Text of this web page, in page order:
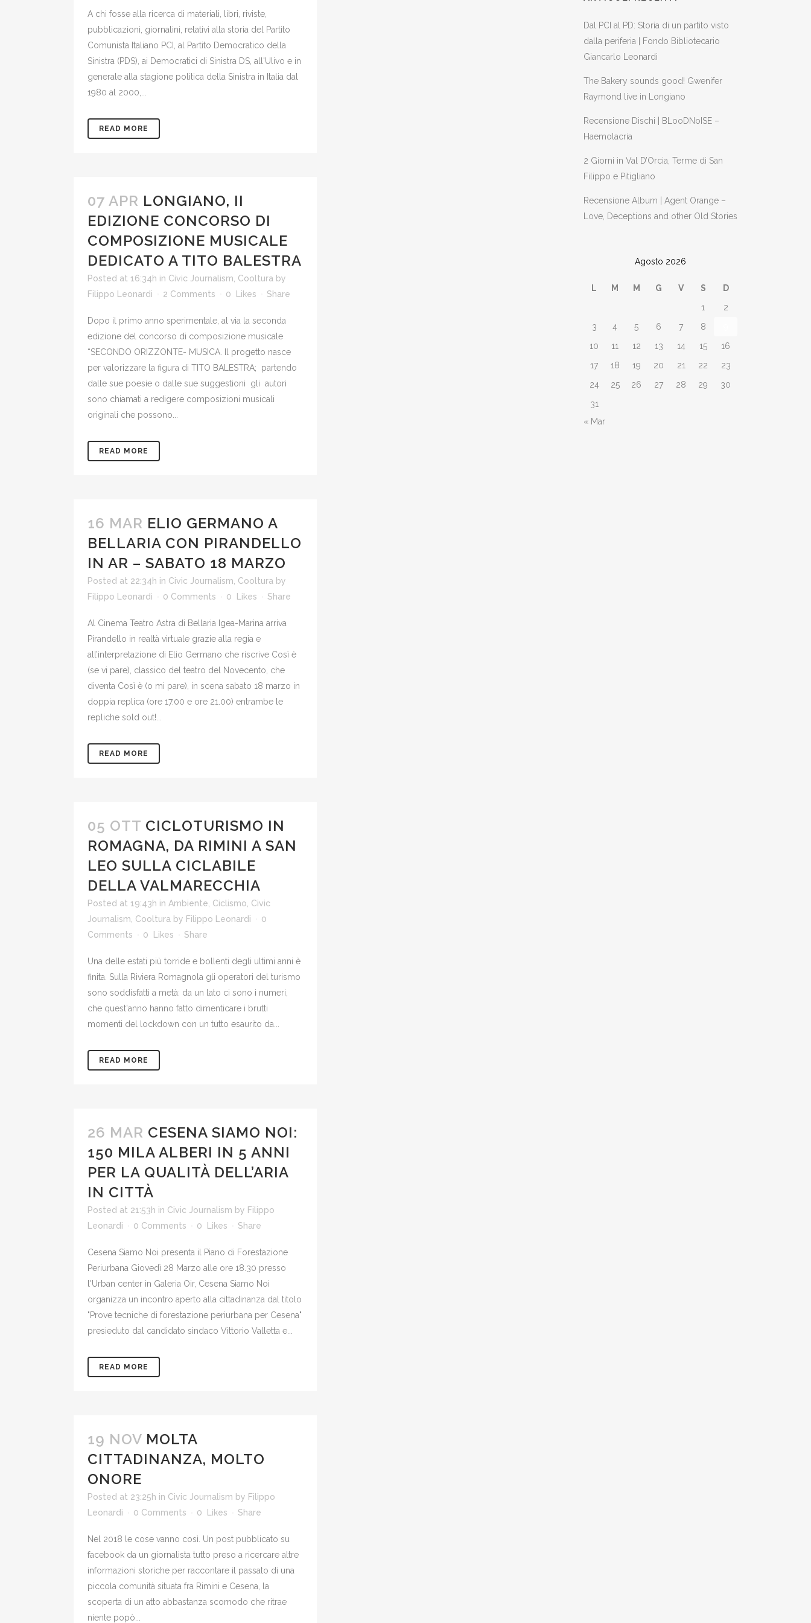
A chi fosse alla ricerca di materiali, libri, riviste,
pubblicazioni, giornalini, relativi alla storia del Partito
Comunista Italiano PCI, al Partito Democratico della
Sinistra (PDS), ai Democratici di Sinistra DS, all'Ulivo e in
generale alla stagione politica della Sinistra in Italia dal
1980 al 2000,...
READ MORE
07 APR LONGIANO, II
EDIZIONE CONCORSO DI
COMPOSIZIONE MUSICALE
DEDICATO A TITO BALESTRA
Posted at 16:34h in Civic Journalism Cooltura by
Filippo Leonardi
2 Comments 0 Likes Share
Dopo il primo anno sperimentale, al via la seconda
edizione del concorso di composizione musicale
“SECONDO ORIZZONTE- MUSICA. Il progetto nasce
per valorizzare la figura di TITO BALESTRA; partendo
dalle sue poesie o dalle sue suggestioni gli autori
sono chiamati a redigere composizioni musicali
originali che possono...
READ MORE
16 MAR ELIO GERMANO A
BELLARIA CON PIRANDELLO
IN AR – SABATO 18 MARZO
Posted at 22:34h in Civic Journalism Cooltura by
Filippo Leonardi
0 Comments 0 Likes Share
Al Cinema Teatro Astra di Bellaria Igea-Marina arriva
Pirandello in realtà virtuale grazie alla regia e
all’interpretazione di Elio Germano che riscrive Così è
(se vi pare), classico del teatro del Novecento, che
diventa Così è (o mi pare), in scena sabato 18 marzo in
doppia replica (ore 17.00 e ore 21.00) entrambe le
repliche sold out!...
READ MORE
05 OTT CICLOTURISMO IN
ROMAGNA, DA RIMINI A SAN
LEO SULLA CICLABILE
DELLA VALMARECCHIA
Posted at 19:43h in Ambiente Ciclismo Civic
Journalism Cooltura by Filippo Leonardi
0
Comments
0 Likes Share
Una delle estati più torride e bollenti degli ultimi anni è
finita. Sulla Riviera Romagnola gli operatori del turismo
sono soddisfatti a metà: da un lato ci sono i numeri,
che quest'anno hanno fatto dimenticare i brutti
momenti del lockdown con un tutto esaurito da...
READ MORE
26 MAR CESENA SIAMO NOI:
150 MILA ALBERI IN 5 ANNI
PER LA QUALITÀ DELL’ARIA
IN CITTÀ
Posted at 21:53h in Civic Journalism by Filippo
Leonardi
0 Comments 0 Likes Share
Cesena Siamo Noi presenta il Piano di Forestazione
Periurbana Giovedì 28 Marzo alle ore 18.30 presso
l'Urban center in Galeria Oir, Cesena Siamo Noi
organizza un incontro aperto alla cittadinanza dal titolo
"Prove tecniche di forestazione periurbana per Cesena"
presieduto dal candidato sindaco Vittorio Valletta e...
READ MORE
19 NOV MOLTA
CITTADINANZA, MOLTO
ONORE
Posted at 23:25h in Civic Journalism by Filippo
Leonardi
0 Comments 0 Likes Share
Nel 2018 le cose vanno così. Un post pubblicato su
facebook da un giornalista tutto preso a ricercare altre
informazioni storiche per raccontare il passato di una
piccola comunità situata fra Rimini e Cesena, la
scoperta di un atto abbastanza scomodo che ritrae
niente popò...
Dal PCI al PD: Storia di un partito visto
dalla periferia | Fondo Bibliotecario
Giancarlo Leonardi
The Bakery sounds good! Gwenifer
Raymond live in Longiano
Recensione Dischi | BLooDNoISE –
Haemolacria
2 Giorni in Val D’Orcia, Terme di San
Filippo e Pitigliano
Recensione Album | Agent Orange –
Love, Deceptions and other Old Stories
Agosto 2026
L M M G V S
D
1
2
3
4 5 6 7 8
10
11 12 13 14 15
16
17
18 19 20 21 22
23
24
25 26 27 28 29
30
31
« Mar